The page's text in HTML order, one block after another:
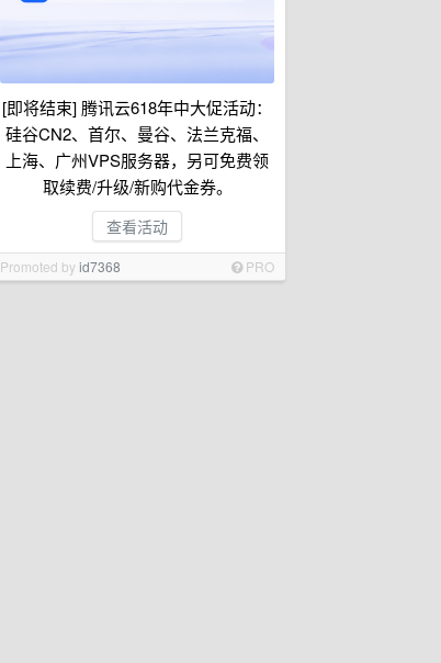
[即将结束] 腾讯云618年中大促活动：
硅谷CN2、首尔、曼谷、法兰克福、
上海、广州VPS服务器，另可免费领
取续费/升级/新购代金券。
查看活动
Promoted byid7368 PRO